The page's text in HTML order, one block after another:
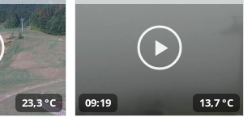
23,3 °C 09:19 13,7 °C